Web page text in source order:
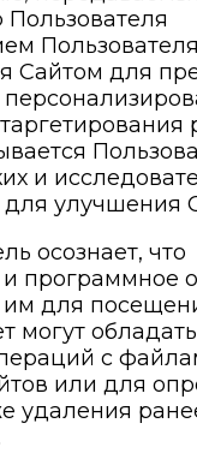
Сайтом для
и
для улучшения
осознает, что
программное
для
могут
с
или для
удаления